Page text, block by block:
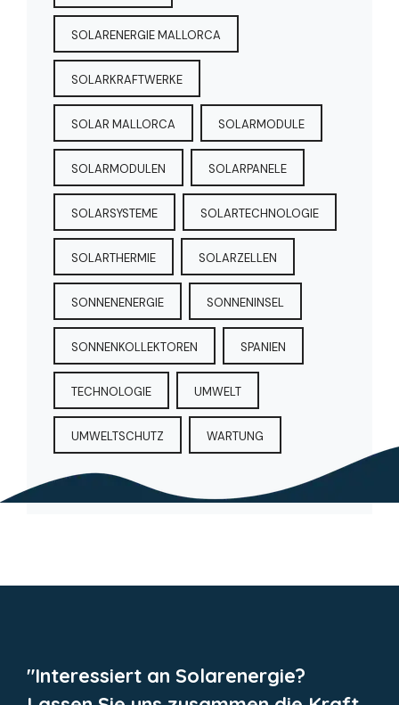
SOLARENERGIE MALLORCA
SOLARKRAFTWERKE
SOLAR MALLORCA SOLARMODULE
SOLARMODULEN SOLARPANELE
SOLARSYSTEME SOLARTECHNOLOGIE
SOLARTHERMIE SOLARZELLEN
SONNENENERGIE SONNENINSEL
SONNENKOLLEKTOREN SPANIEN
TECHNOLOGIE UMWELT
UMWELTSCHUTZ WARTUNG
"Interessiert an Solarenergie?